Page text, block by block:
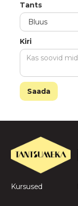
Tants
Kiri
Kursused